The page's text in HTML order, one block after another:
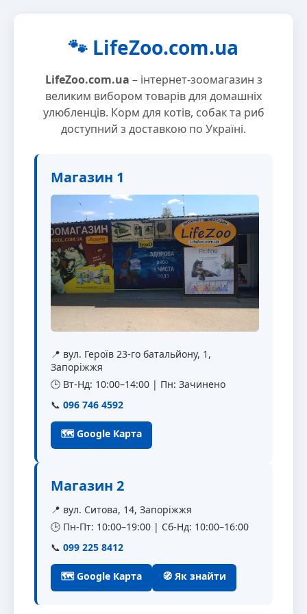
🐾 LifeZoo.com.ua
LifeZoo.com.ua – інтернет-зоомагазин з
великим вибором товарів для домашніх
улюбленців. Корм для котів, собак та риб
доступний з доставкою по Україні.
Магазин 1
📍 вул. Героїв 23-го батальйону, 1,
Запоріжжя
🕒 Вт-Нд: 10:00–14:00 | Пн: Зачинено
📞 096 746 4592
🗺 Google Карта
Магазин 2
📍 вул. Ситова, 14, Запоріжжя
🕒 Пн-Пт: 10:00–19:00 | Сб-Нд: 10:00–16:00
📞 099 225 8412
🗺 Google Карта 🧭 Як знайти